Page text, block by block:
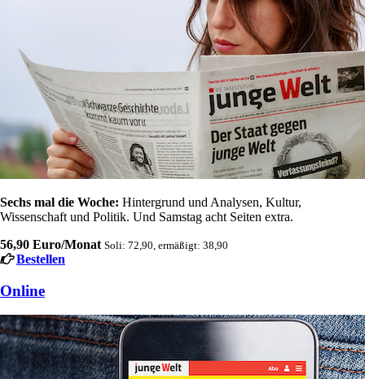
Sechs mal die Woche: Hintergrund und Analysen, Kultur,
Wissenschaft und Politik. Und Samstag acht Seiten extra.
56,90 Euro/Monat Soli: 72,90, ermäßigt: 38,90
Bestellen
Online